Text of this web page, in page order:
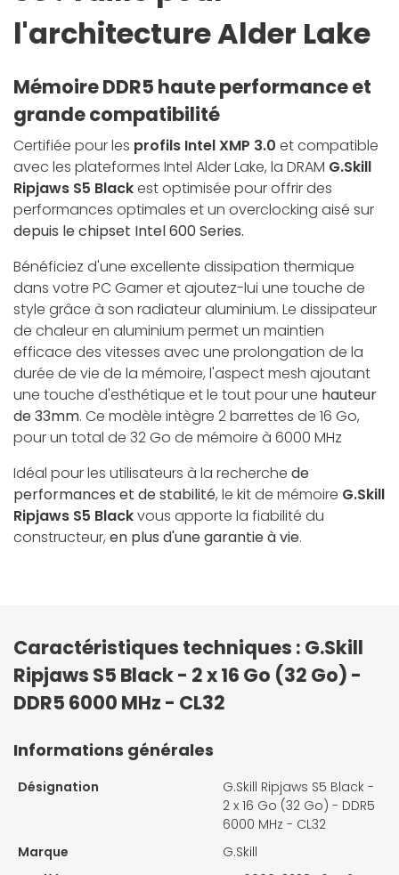
l'architecture Alder Lake
Mémoire DDR5 haute performance et
grande compatibilité
Certifiée pour les profils Intel XMP 3.0 et compatible
avec les plateformes Intel Alder Lake, la DRAM G.Skill
Ripjaws S5 Blackest optimisée pour offrir des
performances optimales et un overclocking aisé sur
depuis le chipset Intel 600 Series.
Bénéficiez d'une excellente dissipation thermique
dans votre PC Gamer et ajoutez-lui une touche de
style grâce à son radiateur aluminium. Le dissipateur
de chaleur en aluminium permet un maintien
efficace des vitesses avec une prolongation de la
durée de vie de la mémoire, l'aspect mesh ajoutant
une touche d'esthétique et le tout pour une hauteur
de 33mm. Ce modèle intègre 2 barrettes de 16 Go,
pour un total de 32 Go de mémoire à 6000 MHz
Idéal pour les utilisateurs à la recherche de
performances et de stabilité, le kit de mémoire G.Skill
Ripjaws S5 Blackvous apporte la fiabilité du
constructeur, en plus d'une garantie à vie.
Caractéristiques techniques : G.Skill
Ripjaws S5 Black - 2 x 16 Go (32 Go) -
DDR5 6000 MHz - CL32
Informations générales
Désignation
G.Skill Ripjaws S5 Black -
2 x 16 Go (32 Go) - DDR5
6000 MHz - CL32
Marque
G.Skill